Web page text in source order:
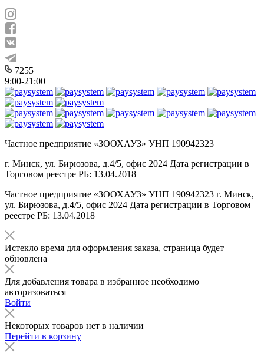
7255
9:00-21:00
Частное предприятие «ЗООХАУЗ» УНП 190942323
г. Минск, ул. Бирюзова, д.4/5, офис 2024 Дата регистрации в
Торговом реестре РБ: 13.04.2018
Частное предприятие «ЗООХАУЗ» УНП 190942323 г. Минск,
ул. Бирюзова, д.4/5, офис 2024 Дата регистрации в Торговом
реестре РБ: 13.04.2018
Истекло время для оформления заказа, страница будет
обновлена
Для добавления товара в избранное необходимо
авторизоваться
Войти
Некоторых товаров нет в наличии
Перейти в корзину